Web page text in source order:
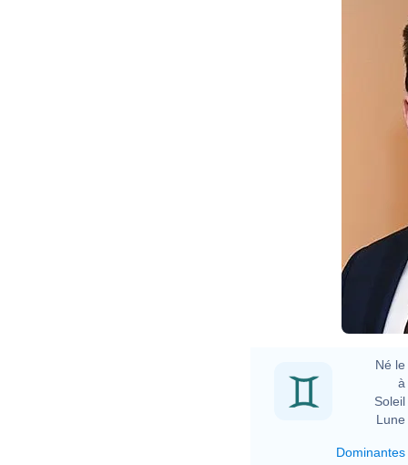
Né le
à
Soleil
Lune
Dominantes